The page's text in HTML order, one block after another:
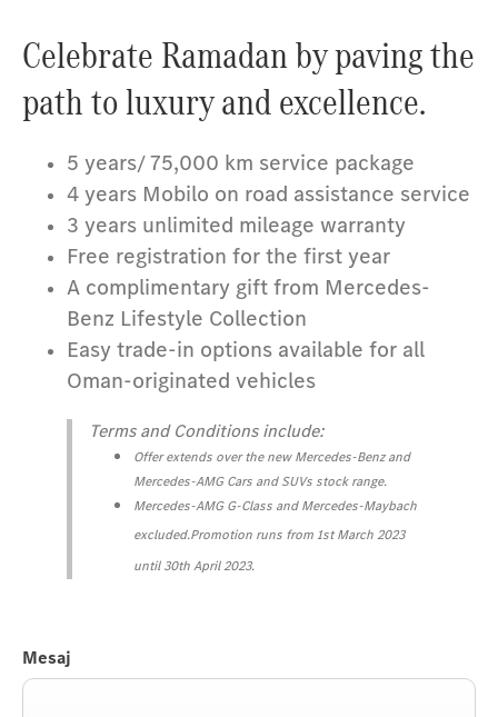
Celebrate Ramadan by paving the
path to luxury and excellence.
5 years/ 75,000 km service package
4 years Mobilo on road assistance service
3 years unlimited mileage warranty
Free registration for the first year
A complimentary gift from Mercedes-
Benz Lifestyle Collection
Easy trade-in options available for all
Oman-originated vehicles
Terms and Conditions include:
Offer extends over the new Mercedes-Benz and
Mercedes-AMG Cars and SUVs stock range.
Mercedes-AMG G-Class and Mercedes-Maybach
excluded.Promotion runs from 1st March 2023
until 30th April 2023.
Mesaj